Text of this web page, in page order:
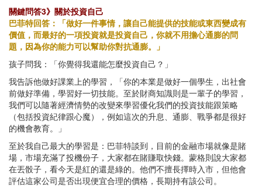
關鍵問答3》關於投資自己
巴菲特回答：「做好一件事情，讓自己能提供的技能或東西變成有
價值，而最好的一項投資就是投資自己，你就不用擔心通膨的問
題，因為你的能力可以幫助你對抗通膨。」
孩子問我：「你覺得我還能怎麼投資自己？」
我告訴他做好課業上的學習，「你的本業是做好一個學生，出社會
前做好準備，學習好一切技能。至於財商知識則是一輩子的學習，
我們可以隨著經濟情勢的改變來學習優化我們的投資技能跟策略
（包括投資紀律跟心魔），例如這次的升息、通膨、戰爭都是很好
的機會教育。」
至於我自己最大的學習是：巴菲特談到，目前的金融市場就像是賭
場，市場充滿了投機份子，大家都在賭賺取快錢。蒙格則說大家都
在丟骰子，看今天是紅的還是綠的。他們不擅長擇時入市，但他會
評估這家公司是否出現便宜合理的價格，長期持有該公司。